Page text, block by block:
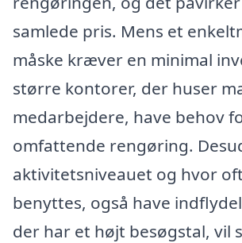
samlede pris. Mens et
måske kræver en minimal
større kontorer, der huser
medarbejdere, have behov
omfattende rengøring.
aktivitetsniveauet og hvor
benyttes, også have
der har et højt besøgstal, vil